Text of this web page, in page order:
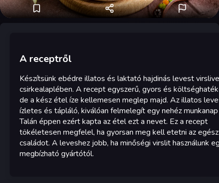
A receptről
Készítsünk ebédre illatos és laktató hajdinás levest
csirkealaplében. A recept egyszerű, gyors és
de a kész étel íze kellemesen meglep majd. Az illatos
ízletes és tápláló, kiválóan felmelegít egy nehéz
Talán éppen ezért kapta az étel ezt a nevet. Ez a recept
tökéletesen megfelel, ha gyorsan meg kell etetni az egész
családot. A leveshez jobb, ha minőségi virslit használunk
megbízható gyártótól.